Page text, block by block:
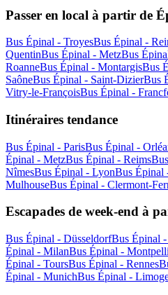
Passer en local à partir de
Bus Épinal - TroyesBus Épinal -
QuentinBus Épinal - MetzBus
RoanneBus Épinal - MontargisBus
SaôneBus Épinal - Saint-DizierBus
Vitry-le-FrançoisBus Épinal -
Itinéraires tendance
Bus Épinal - ParisBus Épinal -
Épinal - MetzBus Épinal - Reims
NîmesBus Épinal - LyonBus Épinal
MulhouseBus Épinal - Clermont-
Escapades de week-end à
Bus Épinal - DüsseldorfBus Épinal -
Épinal - MilanBus Épinal -
Épinal - ToursBus Épinal - Rennes
Épinal - MunichBus Épinal -